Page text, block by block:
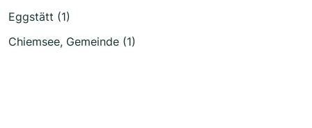
Eggstätt (1)
Chiemsee, Gemeinde (1)